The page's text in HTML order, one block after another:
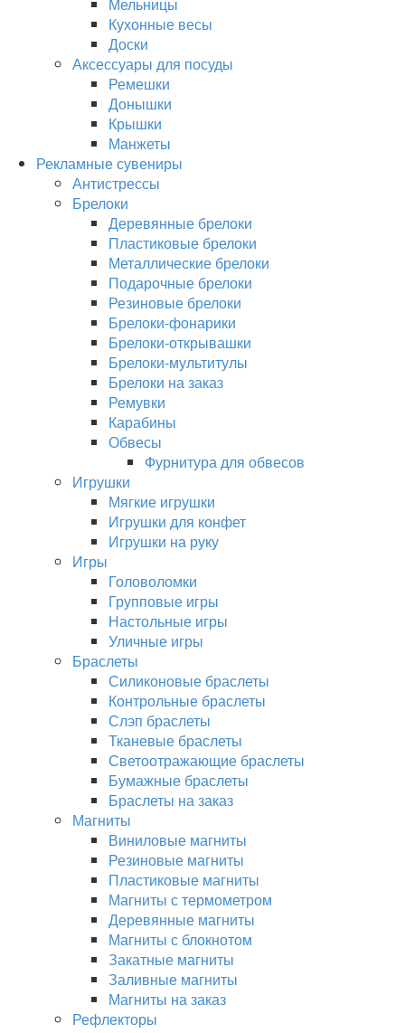
Кухонные весы
Доски
Аксессуары для посуды
Ремешки
Донышки
Крышки
Манжеты
Рекламные сувениры
Антистрессы
Брелоки
Деревянные брелоки
Пластиковые брелоки
Металлические брелоки
Подарочные брелоки
Резиновые брелоки
Брелоки-фонарики
Брелоки-открывашки
Брелоки-мультитулы
Брелоки на заказ
Ремувки
Карабины
Обвесы
Фурнитура для обвесов
Игрушки
Мягкие игрушки
Игрушки для конфет
Игрушки на руку
Игры
Головоломки
Групповые игры
Настольные игры
Уличные игры
Браслеты
Силиконовые браслеты
Контрольные браслеты
Слэп браслеты
Тканевые браслеты
Светоотражающие браслеты
Бумажные браслеты
Браслеты на заказ
Магниты
Виниловые магниты
Резиновые магниты
Пластиковые магниты
Магниты с термометром
Деревянные магниты
Магниты с блокнотом
Закатные магниты
Заливные магниты
Магниты на заказ
Рефлекторы